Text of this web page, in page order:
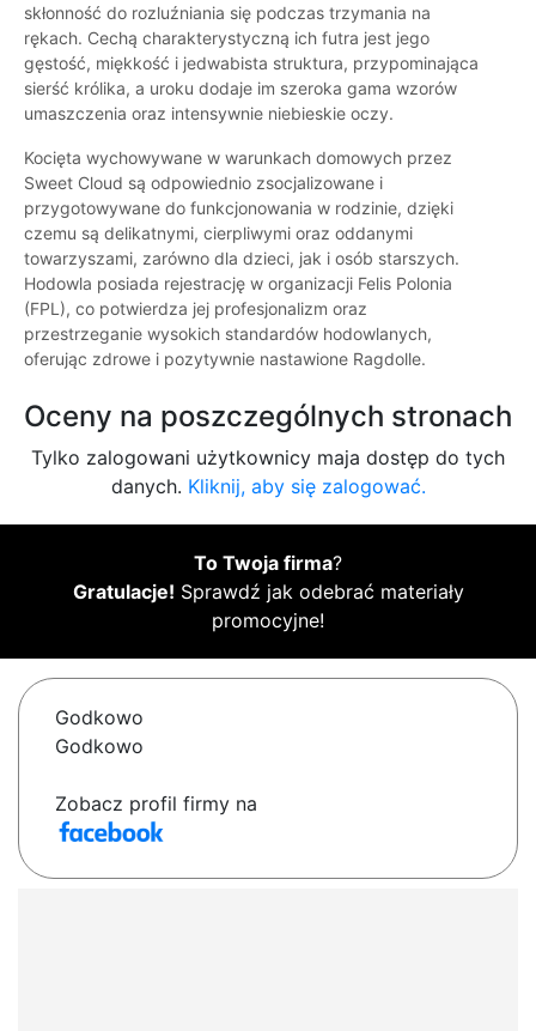
skłonność do rozluźniania się podczas trzymania na
rękach. Cechą charakterystyczną ich futra jest jego
gęstość, miękkość i jedwabista struktura, przypominająca
sierść królika, a uroku dodaje im szeroka gama wzorów
umaszczenia oraz intensywnie niebieskie oczy.
Kocięta wychowywane w warunkach domowych przez
Sweet Cloud są odpowiednio zsocjalizowane i
przygotowywane do funkcjonowania w rodzinie, dzięki
czemu są delikatnymi, cierpliwymi oraz oddanymi
towarzyszami, zarówno dla dzieci, jak i osób starszych.
Hodowla posiada rejestrację w organizacji Felis Polonia
(FPL), co potwierdza jej profesjonalizm oraz
przestrzeganie wysokich standardów hodowlanych,
oferując zdrowe i pozytywnie nastawione Ragdolle.
Oceny na poszczególnych stronach
Tylko zalogowani użytkownicy maja dostęp do tych
danych. Kliknij, aby się zalogować.
To Twoja firma?
Gratulacje! Sprawdź jak odebrać materiały
promocyjne!
Godkowo
Godkowo
Zobacz profil firmy na